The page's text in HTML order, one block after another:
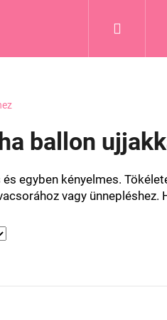
ballon
egyben kényelmes.
vagy ünnepléshez.